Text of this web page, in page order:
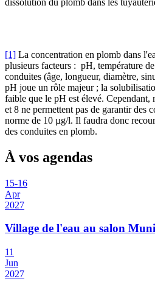
[1] La concentration en plomb dans
plusieurs facteurs : pH, température
conduites (âge, longueur, diamètre,
pH joue un rôle majeur ; la
faible que le pH est élevé. Cependant,
et 8 ne permettent pas de garantir des
norme de 10 µg/l. Il faudra donc
des conduites en plomb.
À vos agendas
15-16
Apr
2027
Village de l'eau au salon
11
Jun
2027